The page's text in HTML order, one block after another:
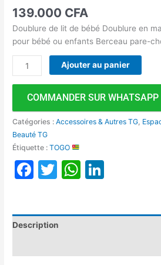
139.000 CFA
Doublure de lit de bébé Doublure en
pour bébé ou enfants Berceau pare-
Ajouter au panier
COMMANDER SUR WHATSAPP
Catégories :Accessoires & Autres TG,
Beauté TG
Étiquette :TOGO
Facebook
Twitter
Description